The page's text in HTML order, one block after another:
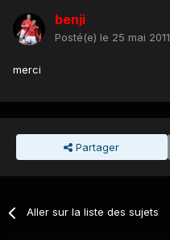
benji
Posté(e) le 25 mai 2011
merci
Partager
Aller sur la liste des sujets